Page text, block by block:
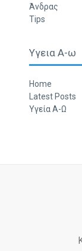
Άνδρας
Tips
Υγεια Α-ω
Home
Latest Posts
Υγεία Α-Ω